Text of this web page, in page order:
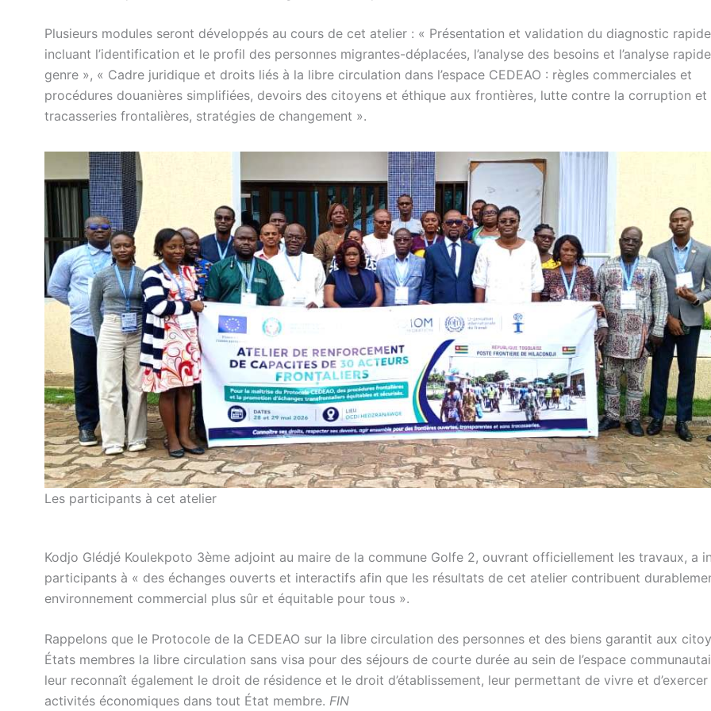
Plusieurs modules seront développés au cours de cet atelier : « Présentation et validation du diagnostic rapide
incluant l’identification et le profil des personnes migrantes-déplacées, l’analyse des besoins et l’analyse rapide
genre », « Cadre juridique et droits liés à la libre circulation dans l’espace CEDEAO : règles commerciales et
procédures douanières simplifiées, devoirs des citoyens et éthique aux frontières, lutte contre la corruption et
tracasseries frontalières, stratégies de changement ».
Les participants à cet atelier
Kodjo Glédjé Koulekpoto 3ème adjoint au maire de la commune Golfe 2, ouvrant officiellement les travaux, a
participants à « des échanges ouverts et interactifs afin que les résultats de cet atelier contribuent
environnement commercial plus sûr et équitable pour tous ».
Rappelons que le Protocole de la CEDEAO sur la libre circulation des personnes et des biens garantit aux
États membres la libre circulation sans visa pour des séjours de courte durée au sein de l’espace
leur reconnaît également le droit de résidence et le droit d’établissement, leur permettant de vivre et d’exercer
activités économiques dans tout État membre. FIN